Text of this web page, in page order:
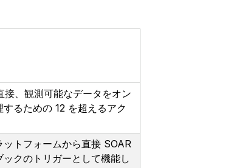
、観測可能なデータをオン
るための 12 を超えるアク
トフォームから直接 SOAR
クのトリガーとして機能し